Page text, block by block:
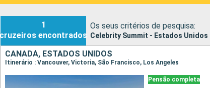
1
cruzeiros encontrados
Os seus critérios de pesquisa:
Celebrity Summit - Estados Unidos
CANADÁ, ESTADOS UNIDOS
Itinerário : Vancouver, Victoria, São Francisco, Los Angeles
Pensão completa